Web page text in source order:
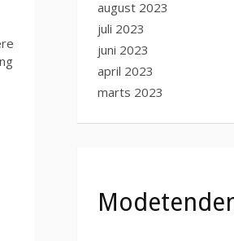
august 2023
juli 2023
juni 2023
april 2023
marts 2023